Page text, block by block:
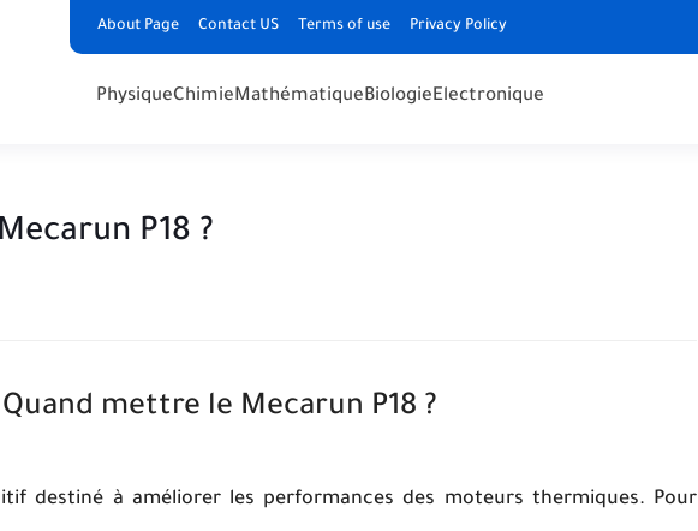
About Page Contact US Terms of use Privacy Policy
PhysiqueChimieMathématiqueBiologieElectronique
P18 ?
Quand mettre le Mecarun P18 ?
destiné à améliorer les performances des moteurs thermiques. Pour